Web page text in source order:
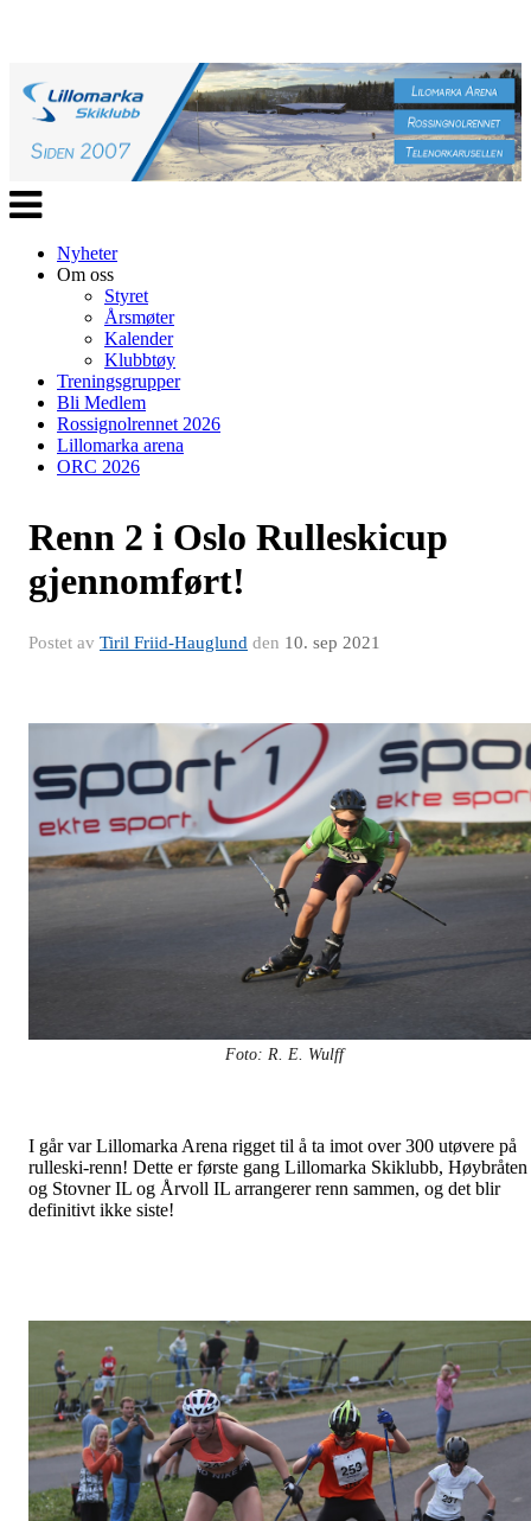
Veksle
navigasjon
Nyheter
Om oss
Styret
Årsmøter
Kalender
Klubbtøy
Treningsgrupper
Bli Medlem
Rossignolrennet 2026
Lillomarka arena
ORC 2026
Renn 2 i Oslo Rulleskicup
gjennomført!
Postet av Tiril Friid-Hauglund den 10. sep 2021
Foto: R. E. Wulff
I går var Lillomarka Arena rigget til å ta imot over 300 utøvere på
rulleski-renn! Dette er første gang Lillomarka Skiklubb, Høybråten
og Stovner IL og Årvoll IL arrangerer renn sammen, og det blir
definitivt ikke siste!